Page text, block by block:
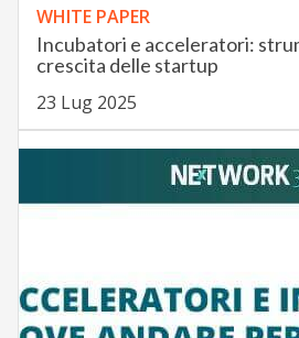
WHITE PAPER
Incubatori e acceleratori:
crescita delle startup
23 Lug 2025